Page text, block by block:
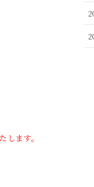
ます。